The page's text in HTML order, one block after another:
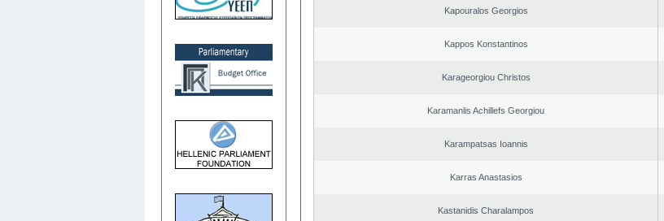
Kapouralos Georgios
Kappos Konstantinos
Karageorgiou Christos
Karamanlis Achillefs Georgiou
Karampatsas Ioannis
Karras Anastasios
Kastanidis Charalampos